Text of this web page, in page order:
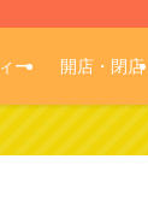
ー 開店・閉店